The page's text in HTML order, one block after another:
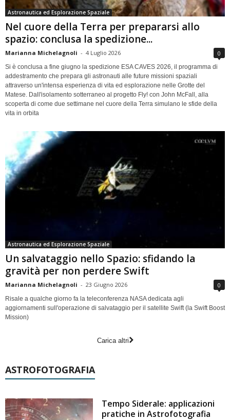
Astronautica ed Esplorazione Spaziale
Nel cuore della Terra per prepararsi allo
spazio: conclusa la spedizione...
Marianna Michelagnoli - 4 Luglio 2026 0
Si è conclusa a fine giugno la spedizione ESA CAVES 2026, il programma di
addestramento che prepara gli astronauti alle future missioni spaziali
attraverso un'intensa esperienza di vita ed esplorazione nelle Grotte del
Matese. Dall'isolamento sotterraneo al progetto Fly! con John McFall, alla
scoperta di come due settimane nel cuore della Terra simulano le sfide della
vita in orbita
Astronautica ed Esplorazione Spaziale
Un salvataggio nello Spazio: sfidando la
gravità per non perdere Swift
Marianna Michelagnoli - 23 Giugno 2026 0
Risale a qualche giorno fa la teleconferenza NASA dedicata agli
aggiornamenti sull'operazione di salvataggio per il satellite Swift (la Swift Boost
Mission)
Carica altri
ASTROFOTOGRAFIA
Tempo Siderale: applicazioni
pratiche in Astrofotografia